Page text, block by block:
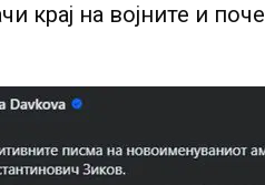
крај на војните и